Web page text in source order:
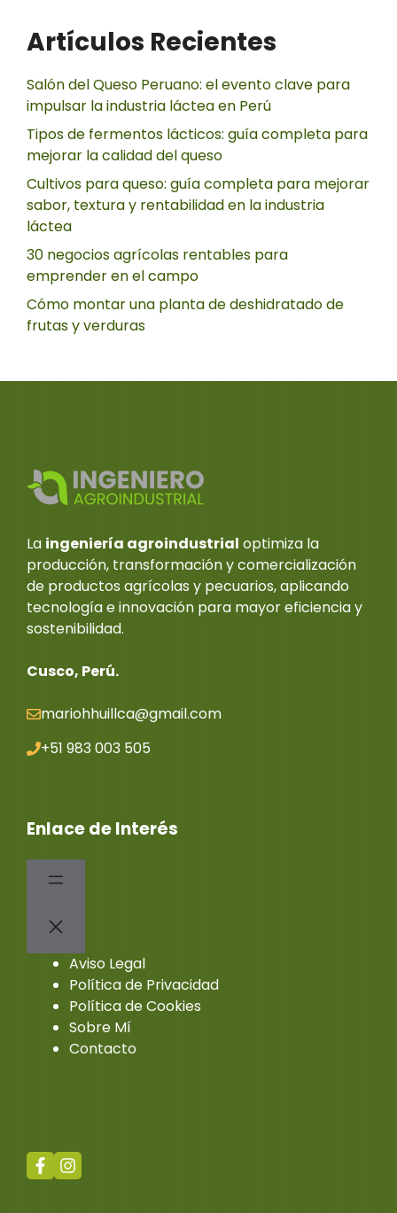
Artículos Recientes
Salón del Queso Peruano: el evento clave para
impulsar la industria láctea en Perú
Tipos de fermentos lácticos: guía completa para
mejorar la calidad del queso
Cultivos para queso: guía completa para mejorar
sabor, textura y rentabilidad en la industria
láctea
30 negocios agrícolas rentables para
emprender en el campo
Cómo montar una planta de deshidratado de
frutas y verduras
La ingeniería agroindustrial optimiza la
producción, transformación y comercialización
de productos agrícolas y pecuarios, aplicando
tecnología e innovación para mayor eficiencia y
sostenibilidad.
Cusco, Perú.
mariohhuillca@gmail.com
+51 983 003 505
Enlace de Interés
Aviso Legal
Política de Privacidad
Política de Cookies
Sobre Mí
Contacto